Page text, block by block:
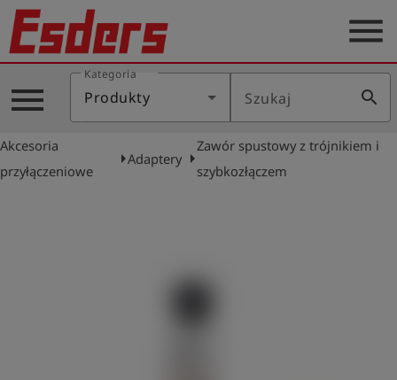
O
Produkty
menu
menu
Kategoria
Produkty Szukaj search
Akcesoria
przyłączeniowe
arrow_rightAdapteryarrow_right
Zawór spustowy z trójnikiem i
szybkozłączem